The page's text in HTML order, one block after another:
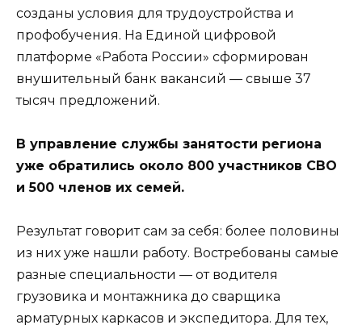
созданы условия для трудоустройства и
профобучения. На Единой цифровой
платформе «Работа России» сформирован
внушительный банк вакансий — свыше 37
тысяч предложений.
В управление службы занятости региона
уже обратились около 800 участников СВО
и 500 членов их семей.
Результат говорит сам за себя: более половины
из них уже нашли работу. Востребованы самые
разные специальности — от водителя
грузовика и монтажника до сварщика
арматурных каркасов и экспедитора. Для тех,